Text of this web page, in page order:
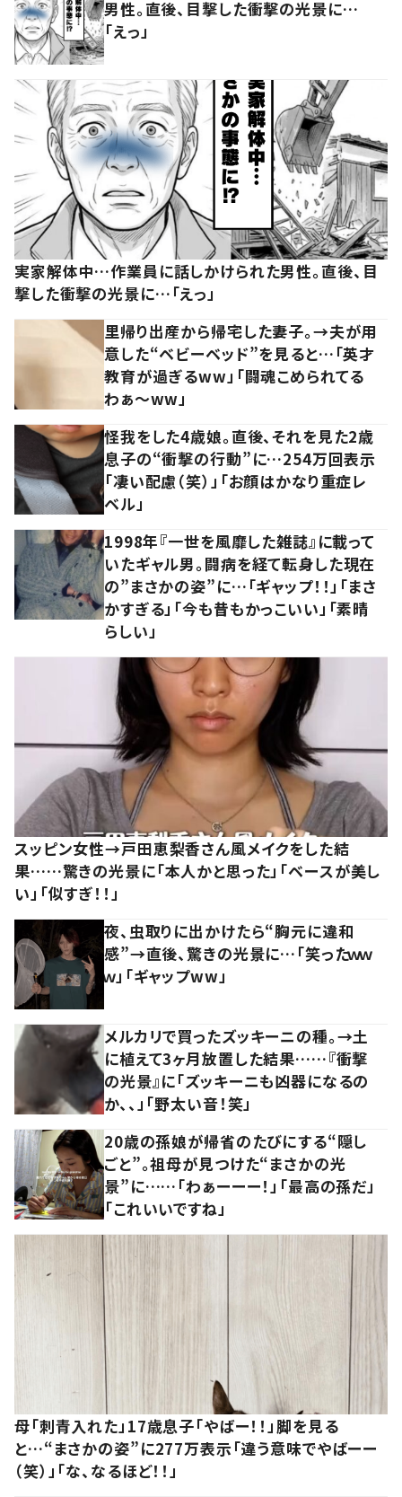
男性。直後、目撃した衝撃の光景に…
「えっ」
実家解体中…作業員に話しかけられた男性。直後、目
撃した衝撃の光景に…「えっ」
里帰り出産から帰宅した妻子。→夫が用
意した“ベビーベッド”を見ると…「英才
教育が過ぎるww」「闘魂こめられてる
わぁ～ww」
怪我をした4歳娘。直後、それを見た2歳
息子の“衝撃の行動”に…254万回表示
「凄い配慮（笑）」「お顔はかなり重症レ
ベル」
1998年『一世を風靡した雑誌』に載って
いたギャル男。闘病を経て転身した現在
の”まさかの姿”に…「ギャップ！！」「まさ
かすぎる」「今も昔もかっこいい」「素晴
らしい」
スッピン女性→戸田恵梨香さん風メイクをした結
果……驚きの光景に「本人かと思った」「ベースが美し
い」「似すぎ！！」
夜、虫取りに出かけたら“胸元に違和
感”→直後、驚きの光景に…「笑ったｗｗ
ｗ」「ギャップww」
メルカリで買ったズッキーニの種。→土
に植えて3ヶ月放置した結果……『衝撃
の光景』に「ズッキーニも凶器になるの
か、、」「野太い音！笑」
20歳の孫娘が帰省のたびにする“隠し
ごと”。祖母が見つけた“まさかの光
景”に……「わぁーーー！」「最高の孫だ」
「これいいですね」
母「刺青入れた」17歳息子「やばー！！」脚を見る
と…“まさかの姿”に277万表示「違う意味でやばーー
（笑）」「な、なるほど！！」